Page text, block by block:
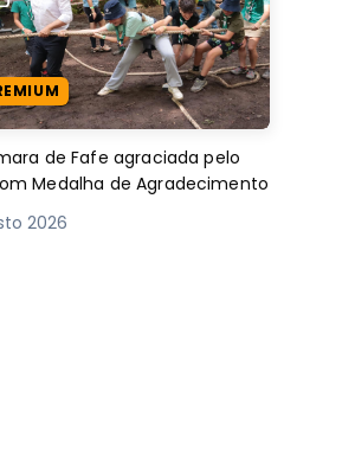
de Fafe agraciada pelo
com Medalha de Agradecimento
2026